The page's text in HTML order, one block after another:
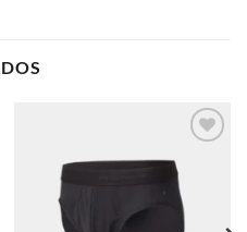
wishlist